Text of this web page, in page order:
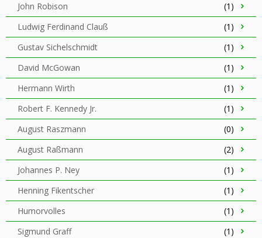
John Robison
(1)
Ludwig Ferdinand Clauß
(1)
Gustav Sichelschmidt
(1)
David McGowan
(1)
Hermann Wirth
(1)
Robert F. Kennedy Jr.
(1)
August Raszmann
(0)
August Raßmann
(2)
Johannes P. Ney
(1)
Henning Fikentscher
(1)
Humorvolles
(1)
Sigmund Graff
(1)